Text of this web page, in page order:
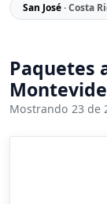
San José· Costa
Paquetes
Mostrando 23 de